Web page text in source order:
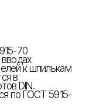
70
к шпилькам
в
DIN.
по ГОСТ 5915-